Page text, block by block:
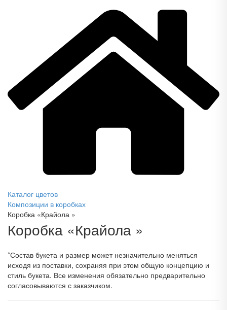
Каталог цветов
Композиции в коробках
Коробка «Крайола »
Коробка «Крайола »
*Состав букета и размер может незначительно меняться
исходя из поставки, сохраняя при этом общую концепцию и
стиль букета. Все изменения обязательно предварительно
согласовываются с заказчиком.